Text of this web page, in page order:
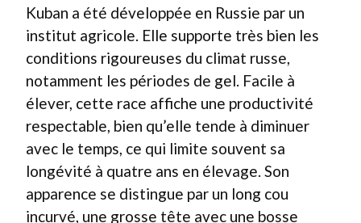
Kuban a été développée en Russie par un
institut agricole. Elle supporte très bien les
conditions rigoureuses du climat russe,
notamment les périodes de gel. Facile à
élever, cette race affiche une productivité
respectable, bien qu’elle tende à diminuer
avec le temps, ce qui limite souvent sa
longévité à quatre ans en élevage. Son
apparence se distingue par un long cou
incurvé, une grosse tête avec une bosse